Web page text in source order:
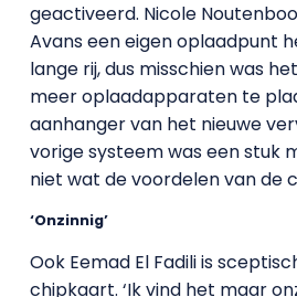
geactiveerd. Nicole
Avans een eigen oplaadpunt
lange rij, dus misschien was
meer oplaadapparaten te
aanhanger van het nieuwe
vorige systeem was een stuk
niet wat de voordelen van de
‘Onzinnig’
Ook Eemad El Fadili is
chipkaart. ‘Ik vind het maar